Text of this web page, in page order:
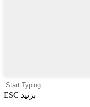
ESC بزنید